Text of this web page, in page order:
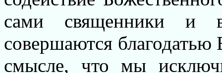
сами священники и
совершаются благодатью
смысле, что мы